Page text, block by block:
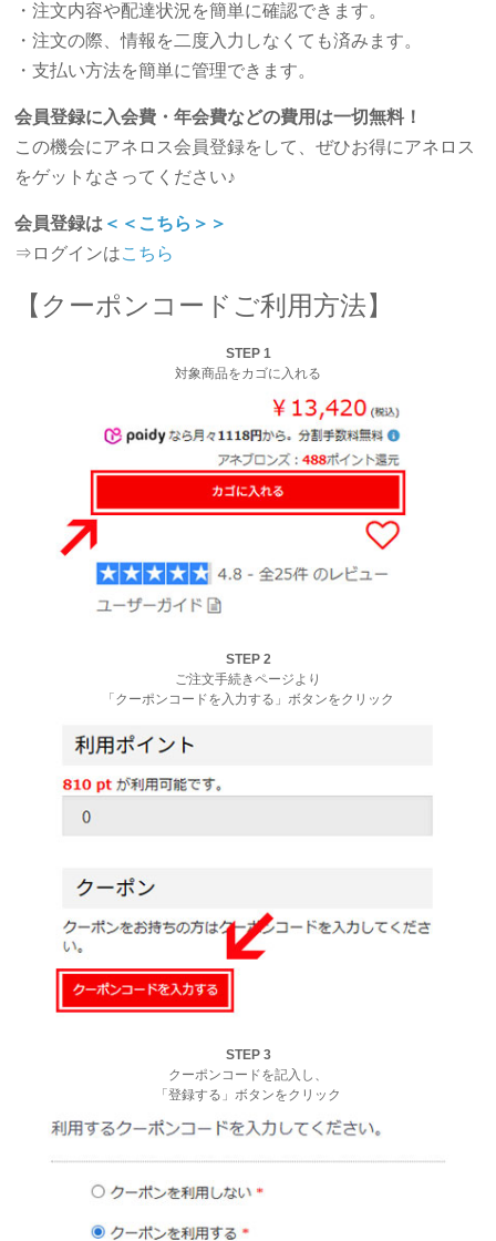
・注文内容や配達状況を簡単に確認できます。
・注文の際、情報を二度入力しなくても済みます。
・支払い方法を簡単に管理できます。
会員登録に入会費・年会費などの費用は一切無料！
この機会にアネロス会員登録をして、ぜひお得にアネロス
をゲットなさってください♪
会員登録は ＜＜こちら＞＞
⇒ログインはこちら
【クーポンコードご利用方法】
STEP 1
対象商品をカゴに入れる
STEP 2
ご注文手続きページより
「クーポンコードを入力する」ボタンをクリック
STEP 3
クーポンコードを記入し、
「登録する」ボタンをクリック